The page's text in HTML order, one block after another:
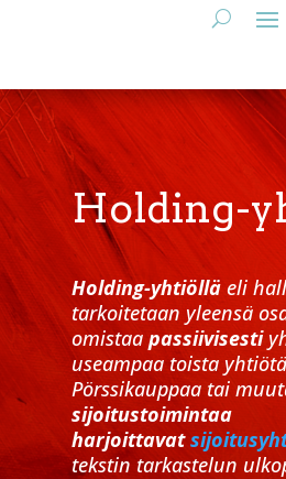
Holding-
Holding-yhtiölläeli
tarkoitetaan yleensä
omistaa passiivisesti
useampaa toista
Pörssikauppaa tai
sijoitustoimintaa
harjoittavat
tekstin tarkastelun